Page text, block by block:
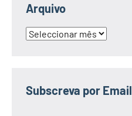
Arquivo
Arquivo
Subscreva por Email